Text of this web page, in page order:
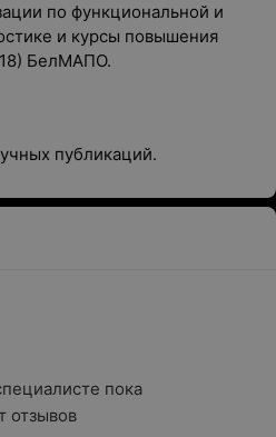
по функциональной и
и курсы повышения
БелМАПО.
публикаций.
пока
отзывов